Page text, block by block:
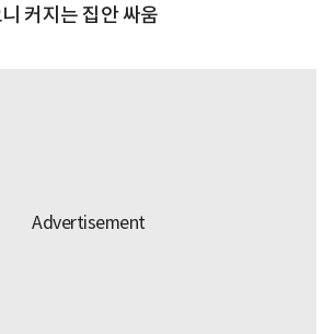
커지는 집안 싸움